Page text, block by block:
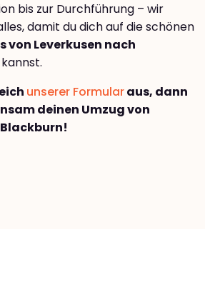
bis zur Durchführung – wir
damit du dich auf die schönen
von Leverkusen nach
unserer Formularaus, dann
deinen Umzug von